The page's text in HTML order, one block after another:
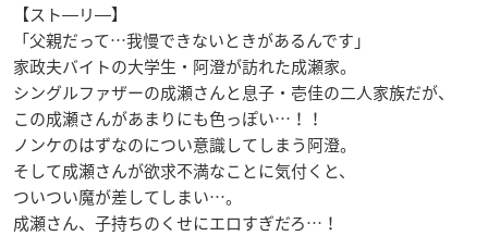
【スト―リ―】
「父親だって…我慢できないときがあるんです」
家政夫バイトの大学生・阿澄が訪れた成瀬家。
シングルファザーの成瀬さんと息子・壱佳の二人家族だが、
この成瀬さんがあまりにも色っぽい…！！
ノンケのはずなのについ意識してしまう阿澄。
そして成瀬さんが欲求不満なことに気付くと、
ついつい魔が差してしまい…。
成瀬さん、子持ちのくせにエロすぎだろ…！